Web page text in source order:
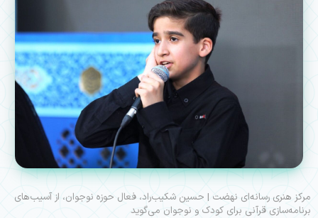
مرکز هنری رسانه‌ای نهضت | حسین شکیب‌راد، فعال حوزه نوجوان، از آسیب‌های
برنامه‌سازی قرآنی برای کودک و نوجوان می‌گوید